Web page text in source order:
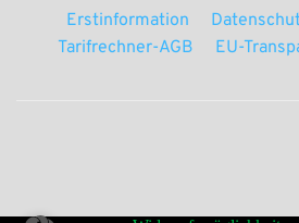
Erstinformation
Tarifrechner-AGB
EU-